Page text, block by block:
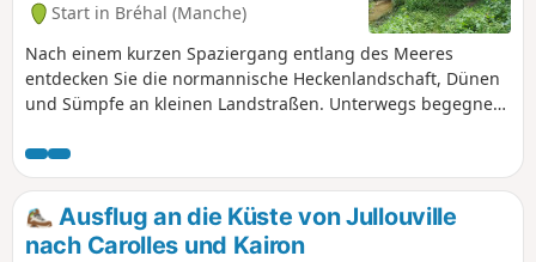
Start in Bréhal (Manche)
Nach einem kurzen Spaziergang entlang des Meeres
entdecken Sie die normannische Heckenlandschaft, Dünen
und Sümpfe an kleinen Landstraßen. Unterwegs begegnen
neugierigen Eseln, Schafen oder einem kleinen, im Grünen
versteckten Bach...
Ausflug an die Küste von Jullouville
nach Carolles und Kairon